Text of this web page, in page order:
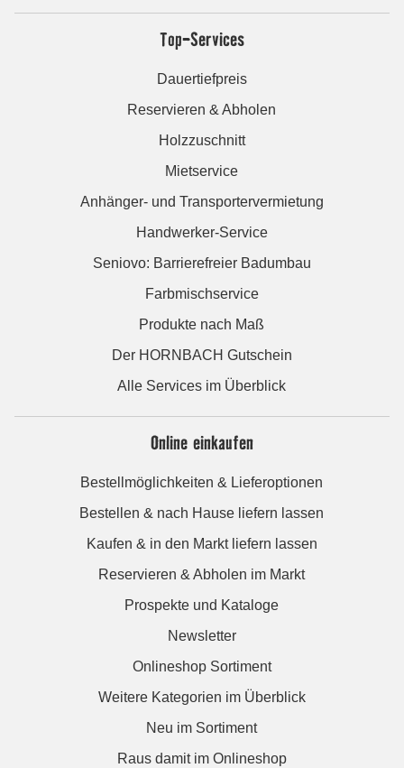
Top-Services
Dauertiefpreis
Reservieren & Abholen
Holzzuschnitt
Mietservice
Anhänger- und Transportervermietung
Handwerker-Service
Seniovo: Barrierefreier Badumbau
Farbmischservice
Produkte nach Maß
Der HORNBACH Gutschein
Alle Services im Überblick
Online einkaufen
Bestellmöglichkeiten & Lieferoptionen
Bestellen & nach Hause liefern lassen
Kaufen & in den Markt liefern lassen
Reservieren & Abholen im Markt
Prospekte und Kataloge
Newsletter
Onlineshop Sortiment
Weitere Kategorien im Überblick
Neu im Sortiment
Raus damit im Onlineshop